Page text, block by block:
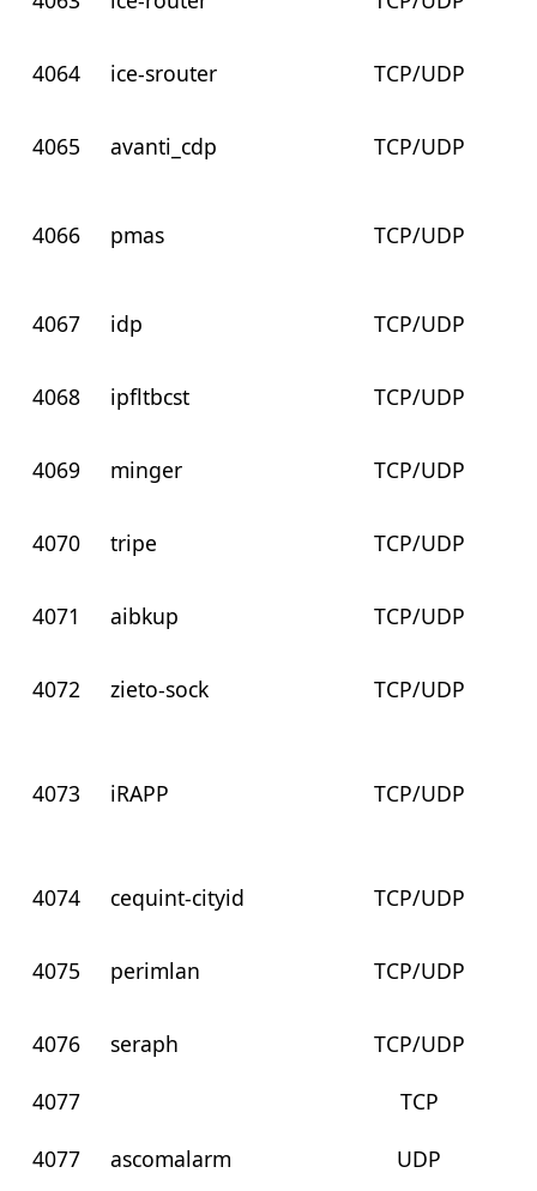
4064 ice-srouter TCP/UDP
4065 avanti_cdp TCP/UDP
4066 pmas TCP/UDP
4067 idp TCP/UDP
4068 ipfltbcst TCP/UDP
4069 minger TCP/UDP
4070 tripe TCP/UDP
4071 aibkup TCP/UDP
4072 zieto-sock TCP/UDP
4073 iRAPP TCP/UDP
4074 cequint-cityid TCP/UDP
4075 perimlan TCP/UDP
4076 seraph
TCP/UDP
4077
TCP
4077
ascomalarm UDP